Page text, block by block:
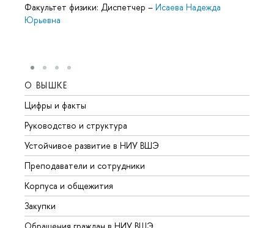
Факультет физики: Диспетчер – Исаева Надежда
Юрьевна
О ВЫШКЕ
Цифры и факты
Руководство и структура
Устойчивое развитие в НИУ ВШЭ
Преподаватели и сотрудники
Корпуса и общежития
Закупки